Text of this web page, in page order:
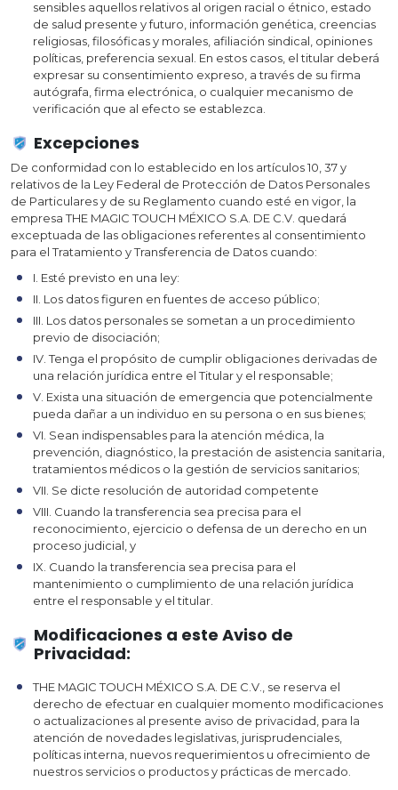
sensibles aquellos relativos al origen racial o étnico, estado
de salud presente y futuro, información genética, creencias
religiosas, filosóficas y morales, afiliación sindical, opiniones
políticas, preferencia sexual. En estos casos, el titular deberá
expresar su consentimiento expreso, a través de su firma
autógrafa, firma electrónica, o cualquier mecanismo de
verificación que al efecto se establezca.
Excepciones
De conformidad con lo establecido en los artículos 10, 37 y
relativos de la Ley Federal de Protección de Datos Personales
de Particulares y de su Reglamento cuando esté en vigor, la
empresa THE MAGIC TOUCH MÉXICO S.A. DE C.V. quedará
exceptuada de las obligaciones referentes al consentimiento
para el Tratamiento y Transferencia de Datos cuando:
I. Esté previsto en una ley:
II. Los datos figuren en fuentes de acceso público;
III. Los datos personales se sometan a un procedimiento
previo de disociación;
IV. Tenga el propósito de cumplir obligaciones derivadas de
una relación jurídica entre el Titular y el responsable;
V. Exista una situación de emergencia que potencialmente
pueda dañar a un individuo en su persona o en sus bienes;
VI. Sean indispensables para la atención médica, la
prevención, diagnóstico, la prestación de asistencia sanitaria,
tratamientos médicos o la gestión de servicios sanitarios;
VII. Se dicte resolución de autoridad competente
VIII. Cuando la transferencia sea precisa para el
reconocimiento, ejercicio o defensa de un derecho en un
proceso judicial, y
IX. Cuando la transferencia sea precisa para el
mantenimiento o cumplimiento de una relación jurídica
entre el responsable y el titular.
Modificaciones a este Aviso de
Privacidad:
THE MAGIC TOUCH MÉXICO S.A. DE C.V., se reserva el
derecho de efectuar en cualquier momento modificaciones
o actualizaciones al presente aviso de privacidad, para la
atención de novedades legislativas, jurisprudenciales,
políticas interna, nuevos requerimientos u ofrecimiento de
nuestros servicios o productos y prácticas de mercado.